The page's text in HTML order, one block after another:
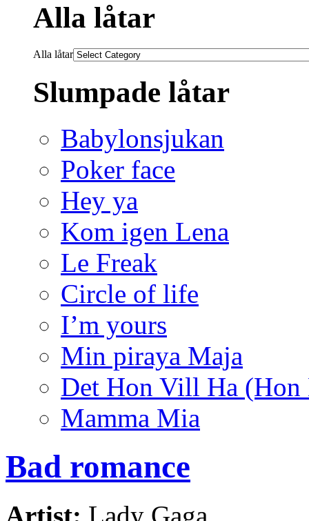
Alla låtar
Alla låtar
Slumpade låtar
Babylonsjukan
Poker face
Hey ya
Kom igen Lena
Le Freak
Circle of life
I’m yours
Min piraya Maja
Det Hon Vill Ha (Hon
Mamma Mia
Bad romance